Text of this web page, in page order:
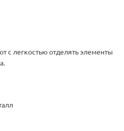
с легкостью отделять элементы